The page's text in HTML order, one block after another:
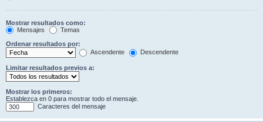
Mostrar resultados como:
Mensajes
Temas
Ordenar resultados por:
Ascendente
Descendente
Limitar resultados previos a:
Mostrar los primeros:
Establezca en 0 para mostrar todo el mensaje.
Caracteres del mensaje